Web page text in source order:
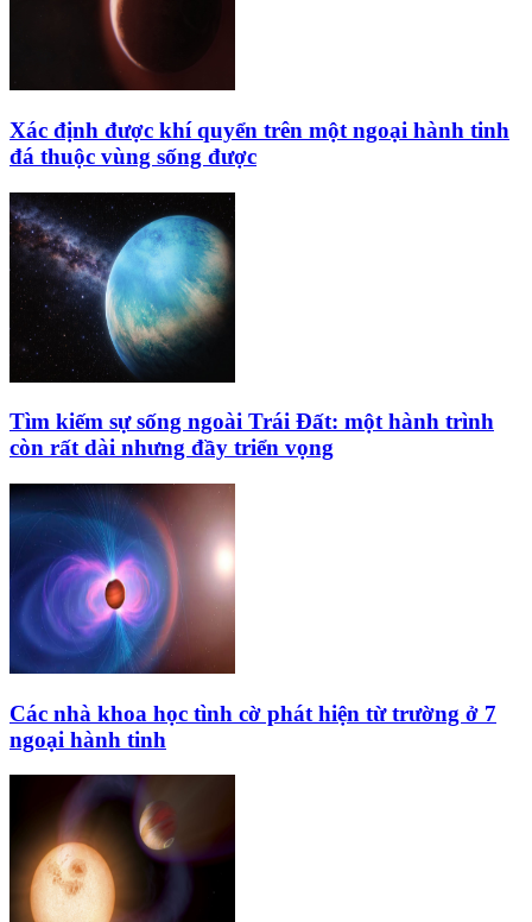
Xác định được khí quyển trên một ngoại hành tinh
đá thuộc vùng sống được
Tìm kiếm sự sống ngoài Trái Đất: một hành trình
còn rất dài nhưng đầy triển vọng
Các nhà khoa học tình cờ phát hiện từ trường ở 7
ngoại hành tinh